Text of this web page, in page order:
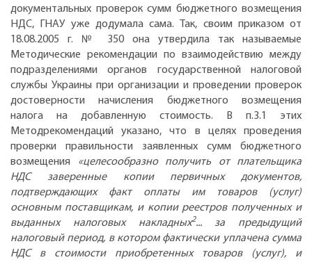
документальных проверок сумм бюджетного возмещения
НДС, ГНАУ уже додумала сама. Так, своим приказом от
18.08.2005 г. № 350 она утвердила так называемые
Методические рекомендации по взаимодействию между
подразделениями органов государственной налоговой
службы Украины при организации и проведении проверок
достоверности начисления бюджетного возмещения
налога на добавленную стоимость. В п.3.1 этих
Методрекомендаций указано, что в целях проведения
проверки правильности заявленных сумм бюджетного
возмещения «целесообразно получить от плательщика
НДС заверенные копии первичных документов,
подтверждающих факт оплаты им товаров (услуг)
основным поставщикам, и копии реестров полученных и
выданных налоговых накладных2... за предыдущий
налоговый период, в котором фактически уплачена сумма
НДС в стоимости приобретенных товаров (услуг), и